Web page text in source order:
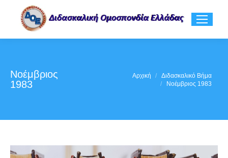
Νοέμβριος
1983
Αρχική
Διδασκαλικό Βήμα
Νοέμβριος 1983